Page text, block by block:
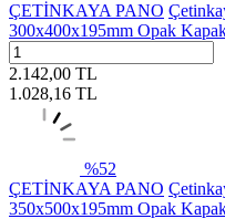
ÇETİNKAYA PANO
300x400x195mm Opak
2.142,00 TL
1.028,16 TL
%52
ÇETİNKAYA PANO
350x500x195mm Opak